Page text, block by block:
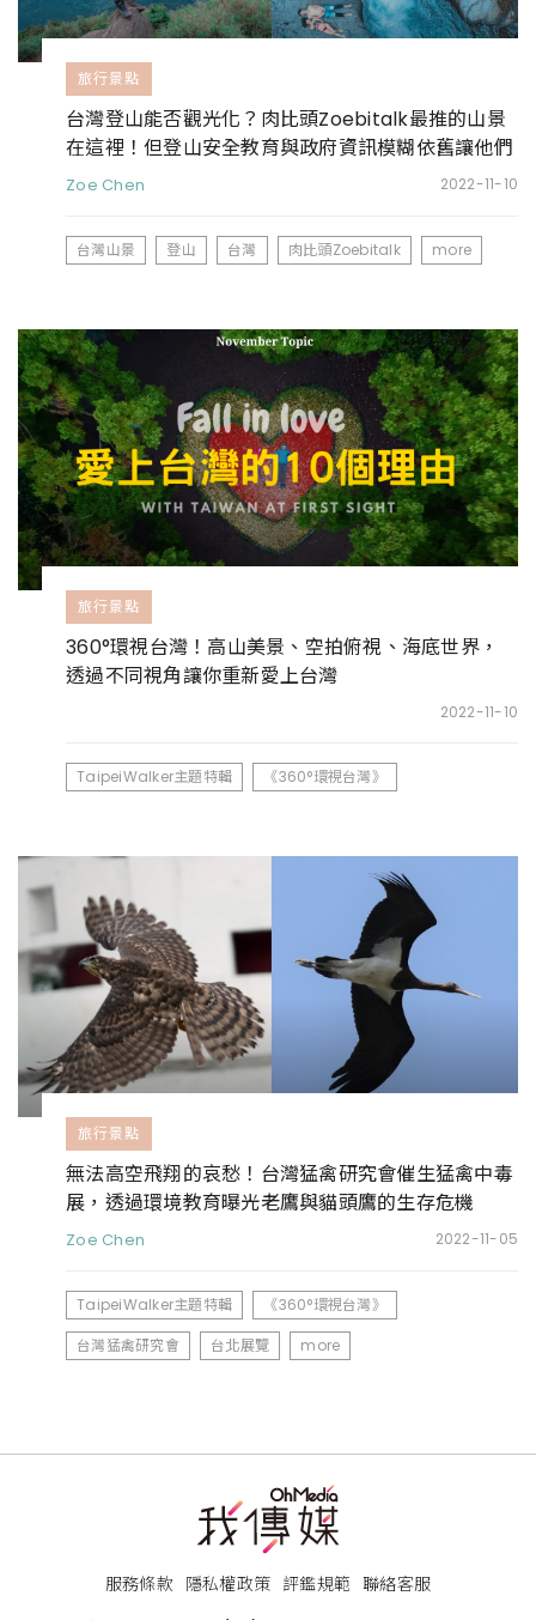
旅行景點
台灣登山能否觀光化？肉比頭Zoebitalk最推的山景
在這裡！但登山安全教育與政府資訊模糊依舊讓他們
憂心
Zoe Chen 2022-11-10
台灣山景 登山 台灣 肉比頭Zoebitalk more
旅行景點
360°環視台灣！高山美景、空拍俯視、海底世界，
透過不同視角讓你重新愛上台灣
2022-11-10
TaipeiWalker主題特輯 《360°環視台灣》
旅行景點
無法高空飛翔的哀愁！台灣猛禽研究會催生猛禽中毒
展，透過環境教育曝光老鷹與貓頭鷹的生存危機
Zoe Chen 2022-11-05
TaipeiWalker主題特輯
《360°環視台灣》
台灣猛禽研究會
台北展覽 more
服務條款 隱私權政策 評鑑規範 聯絡客服